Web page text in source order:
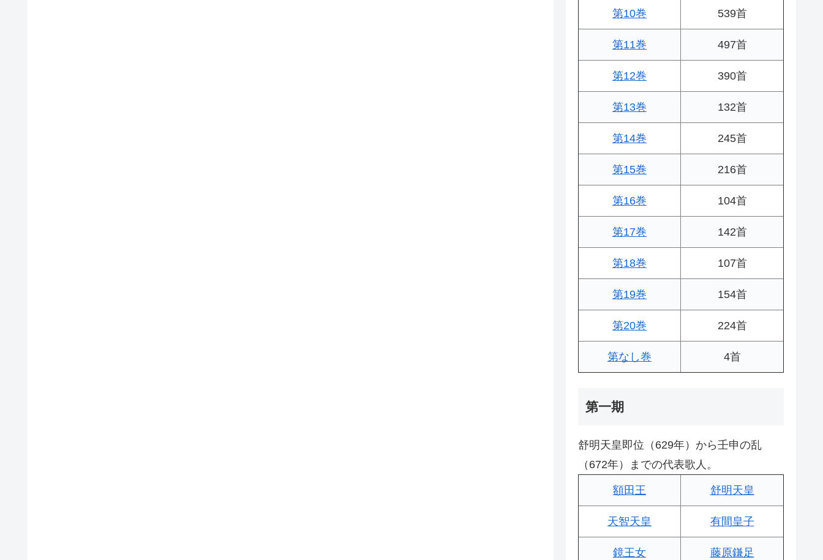
第10巻 539首
第11巻 497首
第12巻 390首
第13巻 132首
第14巻 245首
第15巻 216首
第16巻 104首
第17巻 142首
第18巻 107首
第19巻 154首
第20巻 224首
第なし巻 4首
第一期
舒明天皇即位（629年）から壬申の乱
（672年）までの代表歌人。
額田王 舒明天皇
天智天皇 有間皇子
鏡王女 藤原鎌足